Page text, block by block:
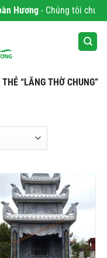
Hương- Chúng tôi chuyên
“LĂNG THỜ CHUNG”